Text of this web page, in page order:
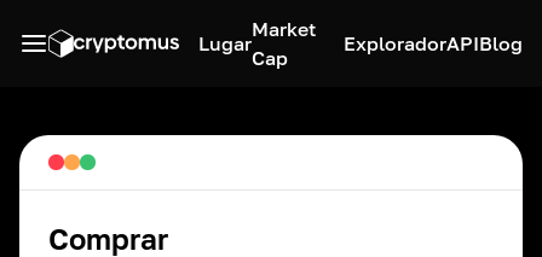
Lugar
Market
Cap
ExploradorAPIBlog
Comprar